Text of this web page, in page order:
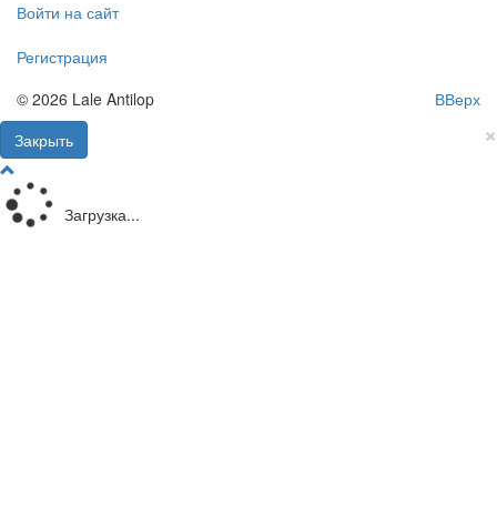
Войти на сайт
Регистрация
ВВерх
© 2026 Lale Antilop
×
Закрыть
Загрузка...